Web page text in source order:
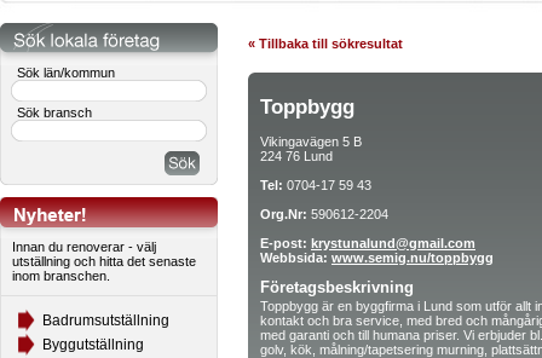
Sök län/kommun
Sök bransch
Innan du renoverar - välj
utställning och hitta det senaste
inom branschen.
Badrumsutställning
Byggutställning
« Tillbaka till sökresultat
Toppbygg
Vikingavägen 5 B
224 76 Lund
Tel: 0704-17 59 43
Org.Nr: 590612-2204
E-post: krystunalund@gmail.com
Webbsida: www.semig.nu/toppbygg
Företagsbeskrivning
Toppbygg är en byggfirma i Lund som utför allt
kontakt och bra service, med bred och
med garanti och till humana priser. Vi erbjuder
golv, kök, målning/tapetsering murning,